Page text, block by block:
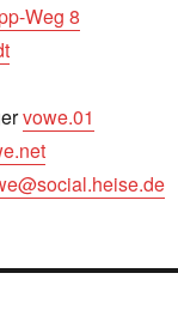
Weg 8
vowe.01